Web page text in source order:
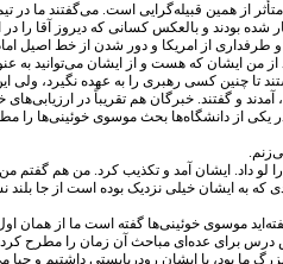
از همین قبیله‌گرایی است. می‌گفتند ما در
شده بودند و بالعکس کسانی که دیروز آقا را
و طرفداری از امریکا و دور شدن از خط اصیل
از من ایشان که هست و از ایشان می‌توانید به
تا چنین کسی رهبری را به عهده نگیرد، ولی
آمدند و گفتند. خبرگان هم تقریباً در
لو داد. ایشان آمد و تکذیب کرد. من هم گفتم
که به ایشان خیلی نزدیک بوده است از جا
موسوی خوئینی‌ها گفته است ما از همان
برای عده‌ای مباحث آن زمان را مطرح کرده
ما بود، با ایشان رودربایستی داشتیم و